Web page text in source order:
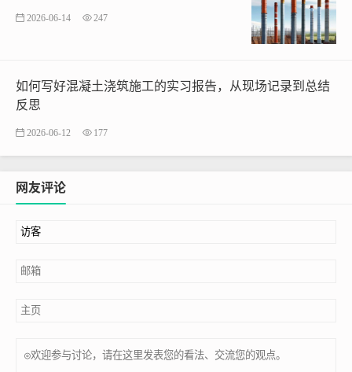
2026-06-14 247
如何写好混凝土浇筑施工的实习报告，从现场记录到总结
反思
2026-06-12 177
网友评论